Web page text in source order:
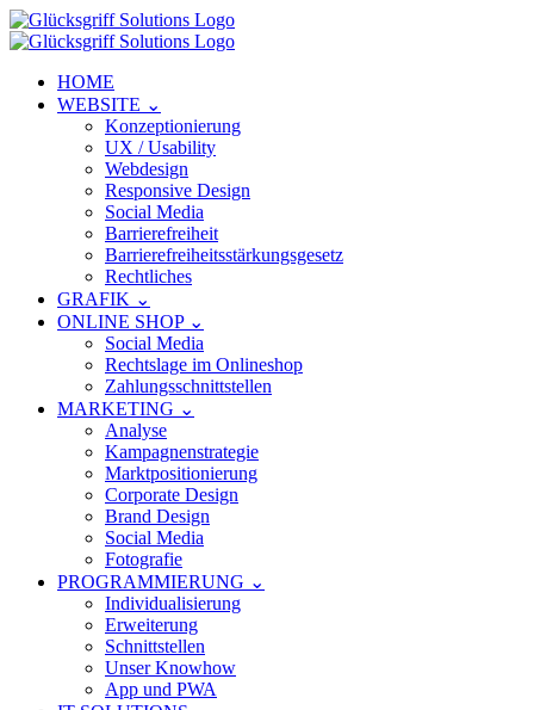
HOME
WEBSITE ⌄
Konzeptionierung
UX / Usability
Webdesign
Responsive Design
Social Media
Barrierefreiheit
Barrierefreiheitsstärkungsgesetz
Rechtliches
GRAFIK ⌄
ONLINE SHOP ⌄
Social Media
Rechtslage im Onlineshop
Zahlungsschnittstellen
MARKETING ⌄
Analyse
Kampagnenstrategie
Marktpositionierung
Corporate Design
Brand Design
Social Media
Fotografie
PROGRAMMIERUNG ⌄
Individualisierung
Erweiterung
Schnittstellen
Unser Knowhow
App und PWA